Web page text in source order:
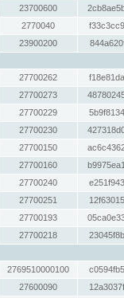
23700600
2770040
23900200
27700262
27700273
27700229
27700230
27700150
27700160
27700240
27700251
27700193
27700218
2769510000100
27600090